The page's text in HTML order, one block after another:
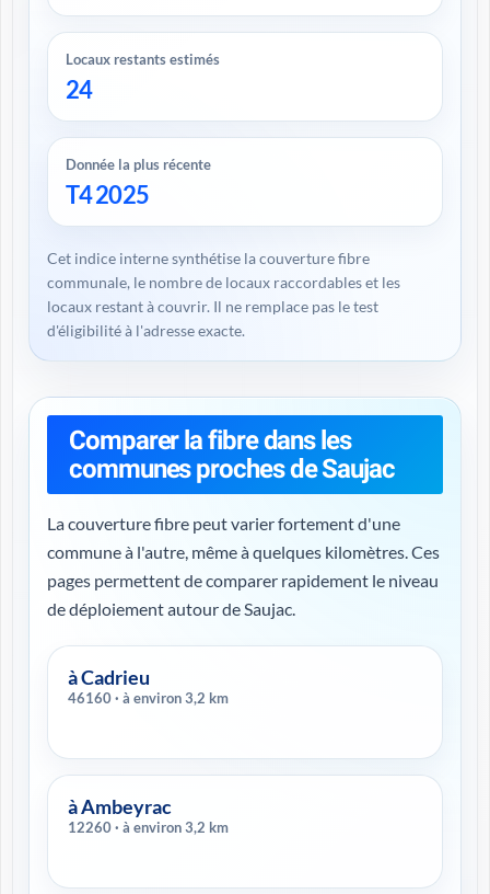
Locaux restants estimés
24
Donnée la plus récente
T4 2025
Cet indice interne synthétise la couverture fibre
communale, le nombre de locaux raccordables et les
locaux restant à couvrir. Il ne remplace pas le test
d'éligibilité à l'adresse exacte.
Comparer la fibre dans les
communes proches de Saujac
La couverture fibre peut varier fortement d'une
commune à l'autre, même à quelques kilomètres. Ces
pages permettent de comparer rapidement le niveau
de déploiement autour de Saujac.
à Cadrieu
46160 · à environ 3,2 km
à Ambeyrac
12260 · à environ 3,2 km